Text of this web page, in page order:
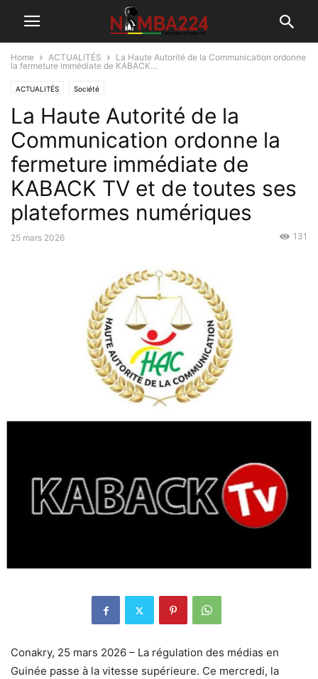
Home ACTUALITÉS
La Haute Autorité de la Communication ordonne
la fermeture immédiate de KABACK...
ACTUALITÉS Société
La Haute Autorité de la
Communication ordonne la
fermeture immédiate de
KABACK TV et de toutes ses
plateformes numériques
25 mars 2026 131
Conakry, 25 mars 2026 – La régulation des médias en
Guinée passe à la vitesse supérieure. Ce mercredi, la